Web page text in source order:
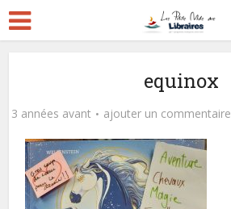
equinox
3 années avant ajouter un commentaire